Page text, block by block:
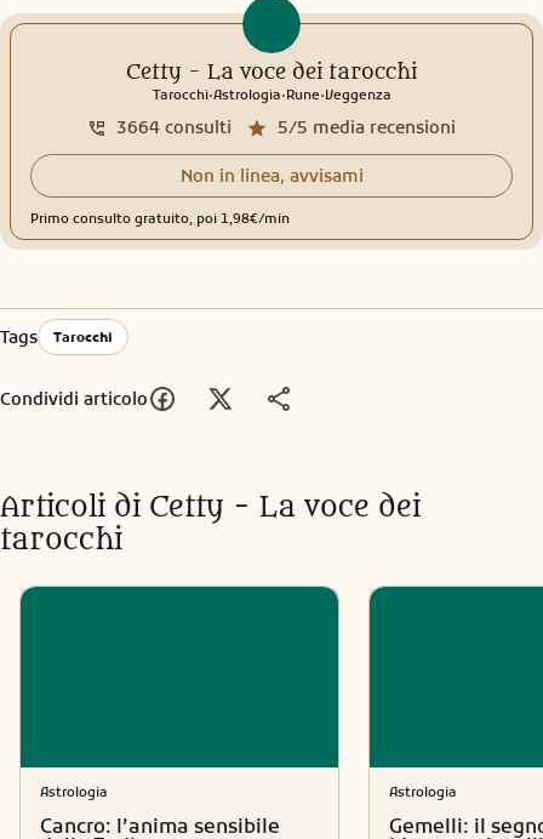
Cetty - La voce dei tarocchi
Tarocchi.Astrologia.Rune.Veggenza
5/5 media recensioni
3664 consulti
Non in linea, avvisami
Primo consulto gratuito, poi 1,98€/min
Tags Tarocchi
Condividi articolo
Articoli di Cetty - La voce dei
tarocchi
Astrologia
Cancro: l’anima sensibile
Astrologia
Gemelli: il